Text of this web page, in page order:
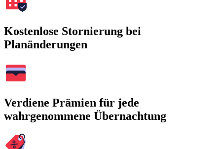
Kostenlose Stornierung bei
Planänderungen
Verdiene Prämien für jede
wahrgenommene Übernachtung